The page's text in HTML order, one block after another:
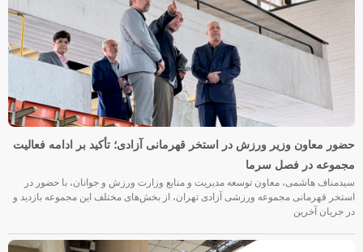
حضور معاون وزیر ورزش در استخر قهرمانی آزادی؛ تأکید بر ادامه فعالیت
مجموعه در فصل سرما
سیدمناف هاشمی، معاون توسعه مدیریت و منابع وزارت ورزش و جوانان، با حضور در
استخر قهرمانی مجموعه ورزشی آزادی تهران، از بخش‌های مختلف این مجموعه بازدید و
در جریان آخرین